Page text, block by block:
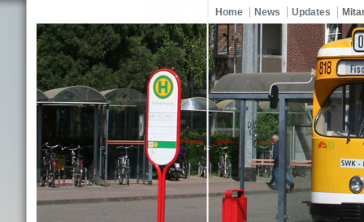
Home News Updates